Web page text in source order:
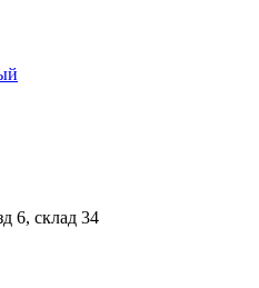
6, склад 34